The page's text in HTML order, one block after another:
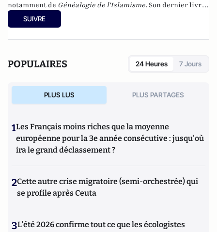
notamment de Généalogie de l'Islamisme. Son dernier livre,
Le djihad et la mort
Seuil.
SUIVRE
POPULAIRES 24 Heures 7 Jours
PLUS LUS PLUS PARTAGES
1Les Français moins riches que la moyenne
européenne pour la 3e année consécutive : jusqu'où
ira le grand déclassement ?
2Cette autre crise migratoire (semi-orchestrée) qui
se profile après Ceuta
3L’été 2026 confirme tout ce que les écologistes